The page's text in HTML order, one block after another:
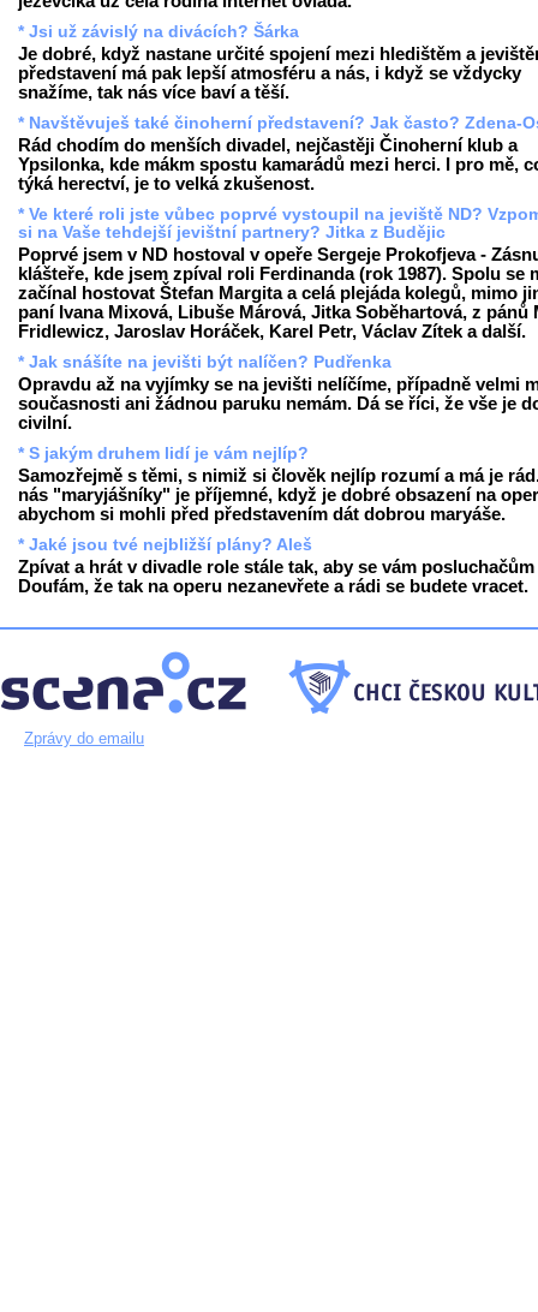
* Jsi už závislý na divácích? Šárka
Je dobré, když nastane určité spojení mezi hledištěm a
představení má pak lepší atmosféru a nás, i když se vždycky
snažíme, tak nás více baví a těší.
* Navštěvuješ také činoherní představení? Jak často? Zdena-
Rád chodím do menších divadel, nejčastěji Činoherní klub a
Ypsilonka, kde mákm spostu kamarádů mezi herci. I pro mě,
týká herectví, je to velká zkušenost.
* Ve které roli jste vůbec poprvé vystoupil na jeviště ND?
si na Vaše tehdejší jevištní partnery? Jitka z Budějic
Poprvé jsem v ND hostoval v opeře Sergeje Prokofjeva -
klášteře, kde jsem zpíval roli Ferdinanda (rok 1987). Spolu se
začínal hostovat Štefan Margita a celá plejáda kolegů, mimo
paní Ivana Mixová, Libuše Márová, Jitka Soběhartová, z pánů
Fridlewicz, Jaroslav Horáček, Karel Petr, Václav Zítek a další.
* Jak snášíte na jevišti být nalíčen? Pudřenka
Opravdu až na vyjímky se na jevišti nelíčíme, případně velmi
současnosti ani žádnou paruku nemám. Dá se říci, že vše je
civilní.
* S jakým druhem lidí je vám nejlíp?
Samozřejmě s těmi, s nimiž si člověk nejlíp rozumí a má je
nás "maryjášníky" je příjemné, když je dobré obsazení na
abychom si mohli před představením dát dobrou maryáše.
* Jaké jsou tvé nejbližší plány? Aleš
Zpívat a hrát v divadle role stále tak, aby se vám
Doufám, že tak na operu nezanevřete a rádi se budete vracet.
Zprávy do emailu